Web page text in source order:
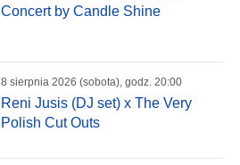
Concert by Candle Shine
8 sierpnia 2026 (sobota), godz. 20:00
Reni Jusis (DJ set) x The Very
Polish Cut Outs